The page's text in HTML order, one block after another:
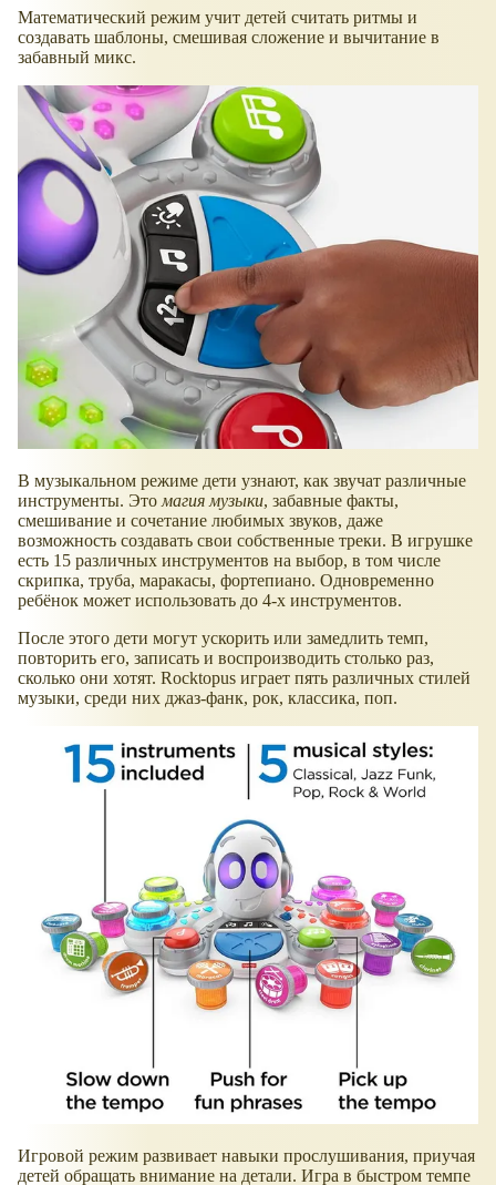
Математический режим учит детей считать ритмы и
создавать шаблоны, смешивая сложение и вычитание в
забавный микс.
В музыкальном режиме дети узнают, как звучат различные
инструменты. Это магия музыки, забавные факты,
смешивание и сочетание любимых звуков, даже
возможность создавать свои собственные треки. В игрушке
есть 15 различных инструментов на выбор, в том числе
скрипка, труба, маракасы, фортепиано. Одновременно
ребёнок может использовать до 4-х инструментов.
После этого дети могут ускорить или замедлить темп,
повторить его, записать и воспроизводить столько раз,
сколько они хотят. Rocktopus играет пять различных стилей
музыки, среди них джаз-фанк, рок, классика, поп.
Игровой режим развивает навыки прослушивания, приучая
детей обращать внимание на детали. Игра в быстром темпе